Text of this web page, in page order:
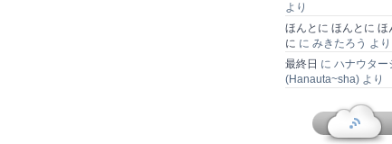
より
ほんとに ほんとに ほ
に に みきたろう より
最終日 に ハナウター
(Hanauta~sha) より